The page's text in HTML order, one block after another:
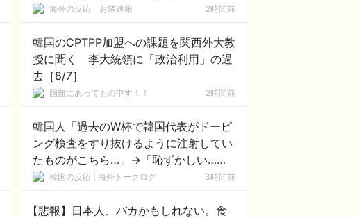
ドサッカーだ」
海外の反応 お隣速報 2時間前
韓国のCPTPP加盟への課題を関西外大教
授に聞く 李大統領に「政治利用」の過
去［8/7］
国難にあってもの申す！！ 2時間前
韓国人「過去のW杯で韓国代表がドーピ
ング検査をすり抜けるように注射してい
たものがこちら…」→「恥ずかしい…
（ﾌﾞﾙﾌﾞﾙ」＝韓国の反応
韓国の反応 | 海外トークログ 3時間前
【悲報】日本人、バカかもしれない。食